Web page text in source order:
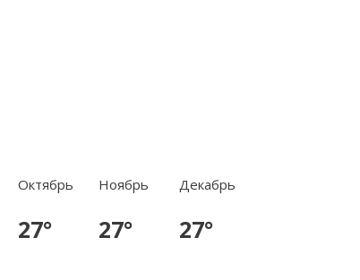
Октябрь
27°
Ноябрь
27°
Декабрь
27°